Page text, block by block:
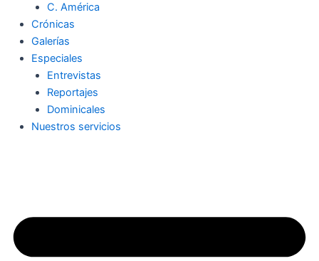
C. América
Crónicas
Galerías
Especiales
Entrevistas
Reportajes
Dominicales
Nuestros servicios